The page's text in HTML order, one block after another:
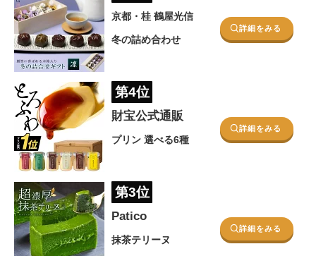
京都・桂 鶴屋光信
冬の詰め合わせ
詳細をみる
第4位
財宝公式通販
プリン 選べる6種
詳細をみる
第3位
Patico
抹茶テリーヌ
詳細をみる